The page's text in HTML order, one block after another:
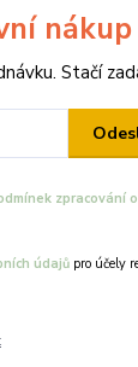
nákup
Stačí
zpracování
údajůpro účely